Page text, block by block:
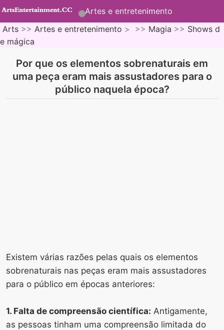
Artes e entretenimento
Arts >> Artes e entretenimento > >> Magia >> Shows d
e mágica
Por que os elementos sobrenaturais em
uma peça eram mais assustadores para o
público naquela época?
Existem várias razões pelas quais os elementos
sobrenaturais nas peças eram mais assustadores
para o público em épocas anteriores:
1. Falta de compreensão científica: Antigamente,
as pessoas tinham uma compreensão limitada do